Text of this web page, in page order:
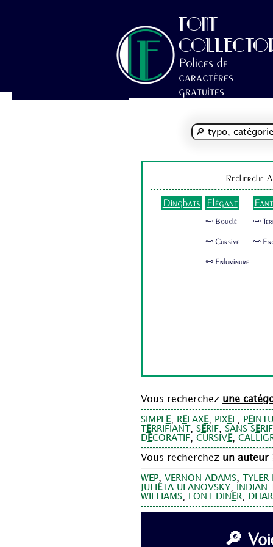
FONT
Polices de
caractères
gratuites
Recherche
Dingbats Élégant
🜺 Bouclé
🜺 Cursive
🜺 Enluminure
🜺
🜺
Vous recherchez une
SIMPLE, RELAXE, PIXEL, PE
ERRIFIANT , SERIF, SANS SERIF
DECORATIF, CURSIV E,
Vous recherchez un auteur
WEP, V ERNON ADAMS, TYLER
JULI ETA ULANOVSKY,
INDIAN
WILLIAMS, FONT DIN ER,
🔎